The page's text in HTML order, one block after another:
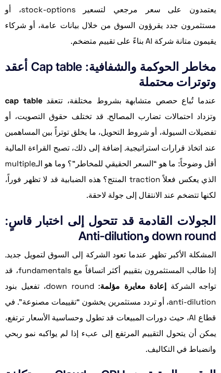
يعتمدون على سعر مرجعي لتسعير stock-options، أو
مستثمرون جدد يقرؤون السوق من خلال بيانات عامة، أو شركاء
يقيمون متانة شركة AI بناءً على تقييم متضخم.
مخاطر الحوكمة والشفافية: Cap table أعقد
وتوترات محتملة
عندما تُباع حصص متشابهة بشروط مختلفة، تتعقدcap table
وتزداد احتمالات تضارب المصالح. قد تختلف حقوق التصويت، أو
تفضيلات السيولة، أو شروط التحويل، ما يخلق توتراً بين المساهمين
عند اتخاذ قرارات استراتيجية. إضافة إلى ذلك، تصبح القراءة المالية
أقل وضوحاً: ما هو “السعر الحقيقي للمخاطر”؟ وما هو الـmultiple
الذي يعكس فعلاً traction المنتج؟ هذه الضبابية قد لا تظهر فوراً،
لكنها تتضخم عند الانتقال إلى جولة لاحقة.
الجولات القادمة قد تتحول إلى اختبار قاسٍ:
down round وAnti-dilution
المشكلة الأكبر تظهر عندما تعود الشركة إلى السوق لتمويل جديد.
إذا طالب المستثمرون بتقييم أكثر اتساقاً مع fundamentals، قد
تواجه الشركة إعادة معايرة مؤلمة
: down round، تفعيل بنود
anti-dilution، أو تردد مستثمرين يخشون “تقييمات مصنوعة”. في
قطاع AI، حيث دورات المبيعات قد تطول وحساسية الأسعار ترتفع،
يمكن أن يتحول التقييم المرتفع إلى عبء إذا لم يواكبه نمو ربحي
وانضباط في التكاليف.